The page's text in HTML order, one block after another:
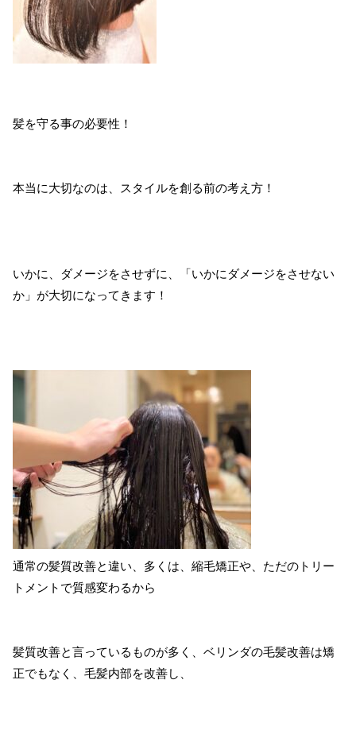
髪を守る事の必要性！
本当に大切なのは、スタイルを創る前の考え方！
いかに、ダメージをさせずに、「いかにダメージをさせない
か」が大切になってきます！
通常の髪質改善と違い、多くは、縮毛矯正や、ただのトリー
トメントで質感変わるから
髪質改善と言っているものが多く、ベリンダの毛髪改善は矯
正でもなく、毛髪内部を改善し、